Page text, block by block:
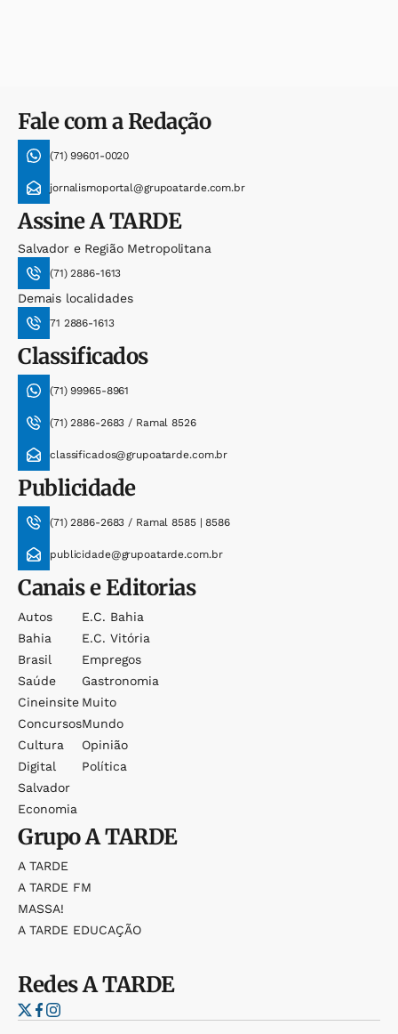
Fale com a Redação
(71) 99601-0020
jornalismoportal@grupoatarde.com.br
AssineA TARDE
Salvador e Região Metropolitana
(71) 2886-1613
Demais localidades
71 2886-1613
Classificados
(71) 99965-8961
(71) 2886-2683 / Ramal 8526
classificados@grupoatarde.com.br
Publicidade
(71) 2886-2683 / Ramal 8585 | 8586
publicidade@grupoatarde.com.br
Canais e Editorias
Autos
Bahia
Brasil
Saúde
Cineinsite
Concursos
Cultura
Digital
Salvador
Economia
E.c. Bahia
E.c. Vitória
Empregos
Gastronomia
Muito
Mundo
Opinião
Política
GrupoA TARDE
A TARDE
A TARDE FM
MASSA!
A TARDE EDUCAÇÃO
RedesA TARDE